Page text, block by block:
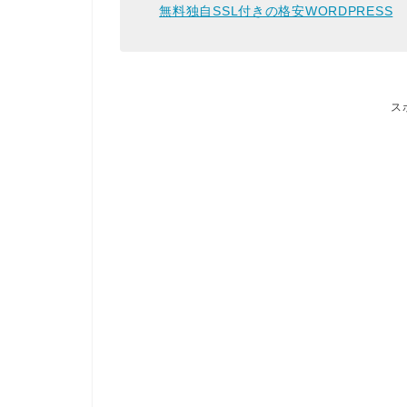
無料独自SSL付きの格安WORDPRESS
ス